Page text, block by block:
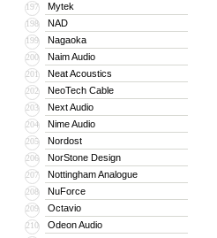
197 Mytek
198 NAD
199 Nagaoka
200 Naim Audio
201 Neat Acoustics
202 NeoTech Cable
203 Next Audio
204 Nime Audio
205 Nordost
206 NorStone Design
207 Nottingham Analogue
208 NuForce
209 Octavio
210 Odeon Audio